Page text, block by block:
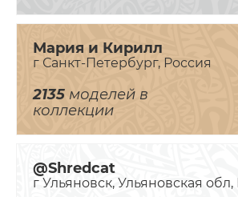
Мария и Кирилл
г Санкт-Петербург, Россия
2135 моделей в
коллекции
@Shredcat
г Ульяновск, Ульяновская обл,